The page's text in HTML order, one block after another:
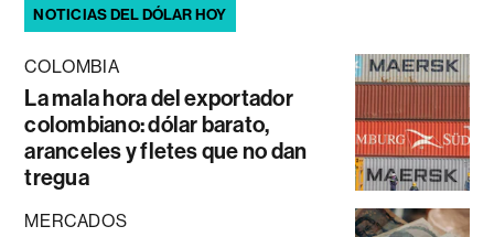
NOTICIAS DEL DÓLAR HOY
COLOMBIA
La mala hora del exportador
colombiano: dólar barato,
aranceles y fletes que no dan
tregua
MERCADOS